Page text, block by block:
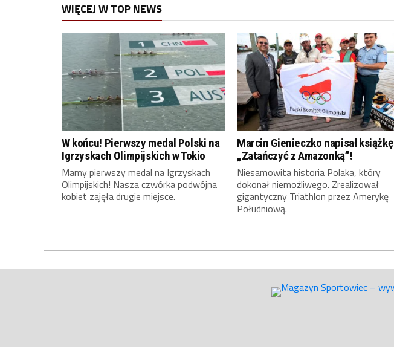
WIĘCEJ W TOP NEWS
W końcu! Pierwszy medal Polski na
Igrzyskach Olimpijskich w Tokio
Mamy pierwszy medal na Igrzyskach
Olimpijskich! Nasza czwórka podwójna
kobiet zajęła drugie miejsce.
Marcin Gienieczko napisał książkę
„Zatańczyć z Amazonką”!
Niesamowita historia Polaka, który
dokonał niemożliwego. Zrealizował
gigantyczny Triathlon przez Amerykę
Południową.